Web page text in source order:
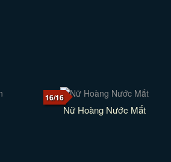
16/16
Nữ Hoàng Nước Mắt